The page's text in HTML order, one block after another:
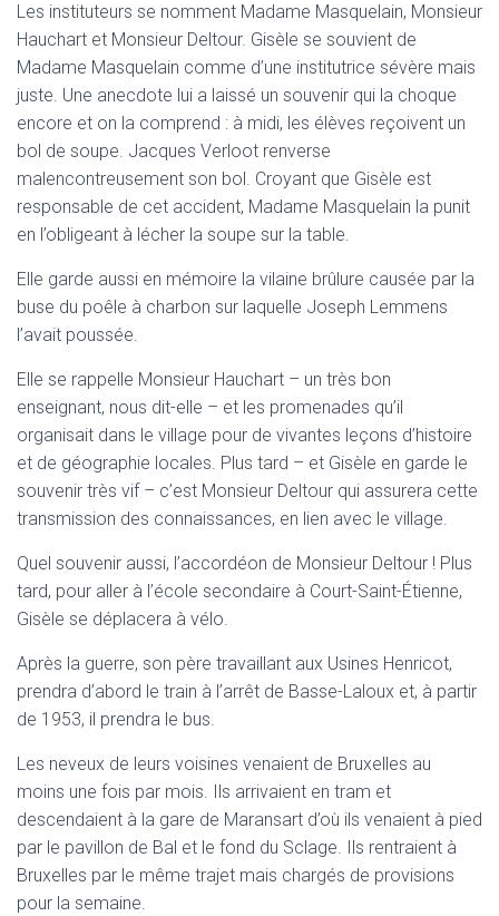
Les instituteurs se nomment Madame Masquelain, Monsieur
Hauchart et Monsieur Deltour. Gisèle se souvient de
Madame Masquelain comme d’une institutrice sévère mais
juste. Une anecdote lui a laissé un souvenir qui la choque
encore et on la comprend : à midi, les élèves reçoivent un
bol de soupe. Jacques Verloot renverse
malencontreusement son bol. Croyant que Gisèle est
responsable de cet accident, Madame Masquelain la punit
en l’obligeant à lécher la soupe sur la table.
Elle garde aussi en mémoire la vilaine brûlure causée par la
buse du poêle à charbon sur laquelle Joseph Lemmens
l’avait poussée.
Elle se rappelle Monsieur Hauchart – un très bon
enseignant, nous dit-elle – et les promenades qu’il
organisait dans le village pour de vivantes leçons d’histoire
et de géographie locales. Plus tard – et Gisèle en garde le
souvenir très vif – c’est Monsieur Deltour qui assurera cette
transmission des connaissances, en lien avec le village.
Quel souvenir aussi, l’accordéon de Monsieur Deltour ! Plus
tard, pour aller à l’école secondaire à Court-Saint-Étienne,
Gisèle se déplacera à vélo.
Après la guerre, son père travaillant aux Usines Henricot,
prendra d’abord le train à l’arrêt de Basse-Laloux et, à partir
de 1953, il prendra le bus.
Les neveux de leurs voisines venaient de Bruxelles au
moins une fois par mois. Ils arrivaient en tram et
descendaient à la gare de Maransart d’où ils venaient à pied
par le pavillon de Bal et le fond du Sclage. Ils rentraient à
Bruxelles par le même trajet mais chargés de provisions
pour la semaine.